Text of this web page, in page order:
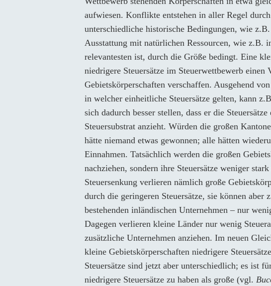
aufwiesen. Konflikte entstehen in aller Regel
unterschiedliche historische Bedingungen, wie
Ausstattung mit natürlichen Ressourcen, wie z.B.
relevantesten ist, durch die Größe bedingt. Eine
niedrigere Steuersätze im Steuerwettbewerb einen
Gebietskörperschaften verschaffen. Ausgehend
in welcher einheitliche Steuersätze gelten, kann
sich dadurch besser stellen, dass er die
Steuersubstrat anzieht. Würden die großen
hätte niemand etwas gewonnen; alle hätten
Einnahmen. Tatsächlich werden die großen
nachziehen, sondern ihre Steuersätze weniger
Steuersenkung verlieren nämlich große
durch die geringeren Steuersätze, sie können
bestehenden inländischen Unternehmen – nur
Dagegen verlieren kleine Länder nur wenig
zusätzliche Unternehmen anziehen. Im neuen
kleine Gebietskörperschaften niedrigere
Steuersätze sind jetzt aber unterschiedlich; es ist
niedrigere Steuersätze zu haben als große (vgl.